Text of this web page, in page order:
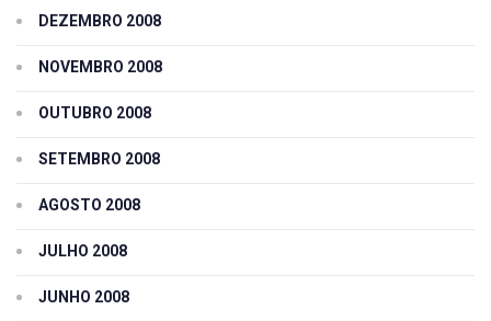
DEZEMBRO 2008
NOVEMBRO 2008
OUTUBRO 2008
SETEMBRO 2008
AGOSTO 2008
JULHO 2008
JUNHO 2008